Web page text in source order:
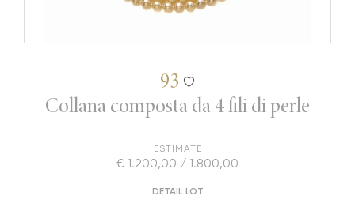
93
Collana composta da 4 fili di perle
ESTIMATE
€ 1.200,00 / 1.800,00
DETAIL LOT